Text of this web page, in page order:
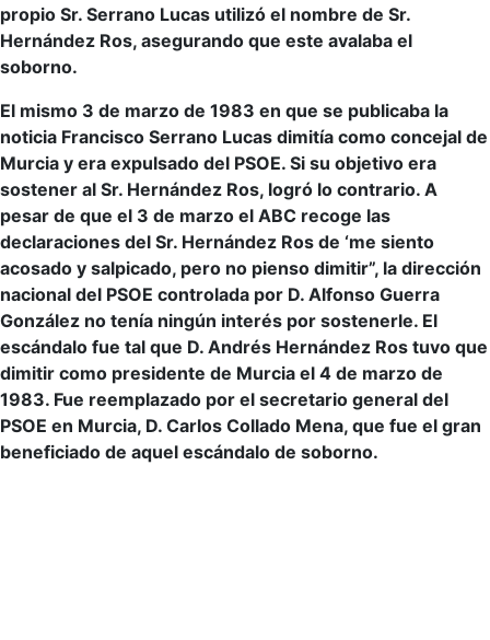
propio Sr. Serrano Lucas utilizó el nombre de Sr.
Hernández Ros, asegurando que este avalaba el
soborno.
El mismo 3 de marzo de 1983 en que se publicaba la
noticia Francisco Serrano Lucas dimitía como concejal de
Murcia y era expulsado del PSOE. Si su objetivo era
sostener al Sr. Hernández Ros, logró lo contrario. A
pesar de que el 3 de marzo el ABC recoge las
declaraciones del Sr. Hernández Ros de ‘me siento
acosado y salpicado, pero no pienso dimitir”, la dirección
nacional del PSOE controlada por D. Alfonso Guerra
González no tenía ningún interés por sostenerle. El
escándalo fue tal que D. Andrés Hernández Ros tuvo que
dimitir como presidente de Murcia el 4 de marzo de
1983. Fue reemplazado por el secretario general del
PSOE en Murcia, D. Carlos Collado Mena, que fue el gran
beneficiado de aquel escándalo de soborno.